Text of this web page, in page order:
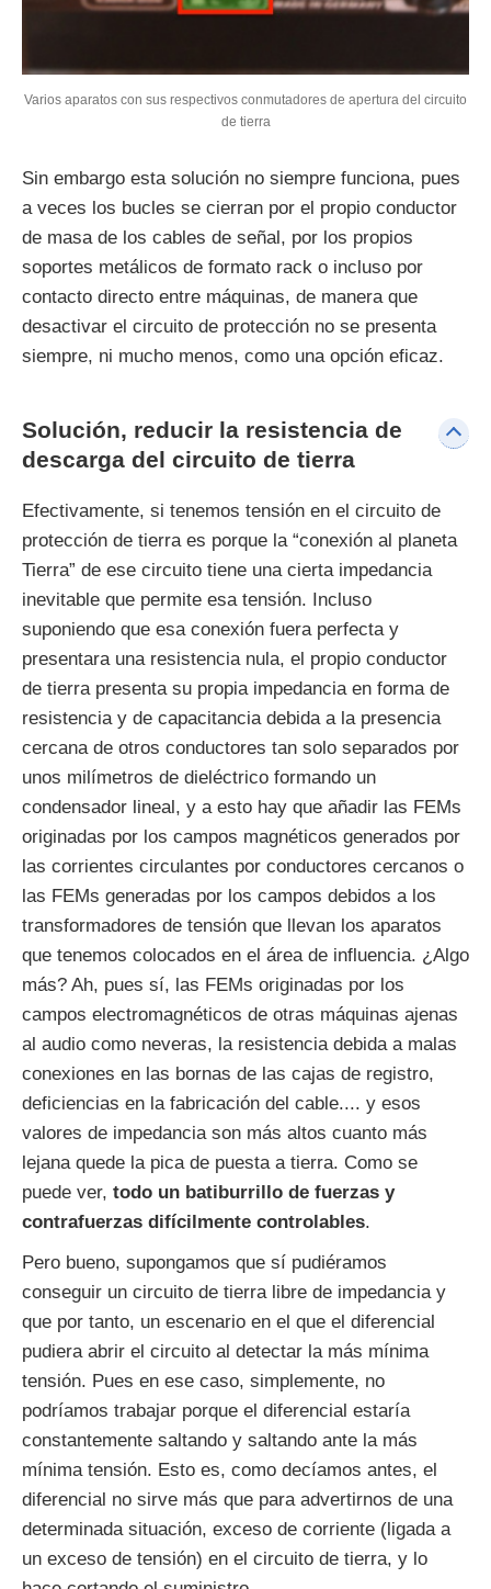
Varios aparatos con sus respectivos conmutadores de apertura del circuito
de tierra
Sin embargo esta solución no siempre funciona, pues
a veces los bucles se cierran por el propio conductor
de masa de los cables de señal, por los propios
soportes metálicos de formato rack o incluso por
contacto directo entre máquinas, de manera que
desactivar el circuito de protección no se presenta
siempre, ni mucho menos, como una opción eficaz.
Solución, reducir la resistencia de
descarga del circuito de tierra
Efectivamente, si tenemos tensión en el circuito de
protección de tierra es porque la “conexión al planeta
Tierra” de ese circuito tiene una cierta impedancia
inevitable que permite esa tensión. Incluso
suponiendo que esa conexión fuera perfecta y
presentara una resistencia nula, el propio conductor
de tierra presenta su propia impedancia en forma de
resistencia y de capacitancia debida a la presencia
cercana de otros conductores tan solo separados por
unos milímetros de dieléctrico formando un
condensador lineal, y a esto hay que añadir las FEMs
originadas por los campos magnéticos generados por
las corrientes circulantes por conductores cercanos o
las FEMs generadas por los campos debidos a los
transformadores de tensión que llevan los aparatos
que tenemos colocados en el área de influencia. ¿Algo
más? Ah, pues sí, las FEMs originadas por los
campos electromagnéticos de otras máquinas ajenas
al audio como neveras, la resistencia debida a malas
conexiones en las bornas de las cajas de registro,
deficiencias en la fabricación del cable.... y esos
valores de impedancia son más altos cuanto más
lejana quede la pica de puesta a tierra. Como se
puede ver, todo un batiburrillo de fuerzas y
contrafuerzas difícilmente controlables.
Pero bueno, supongamos que sí pudiéramos
conseguir un circuito de tierra libre de impedancia y
que por tanto, un escenario en el que el diferencial
pudiera abrir el circuito al detectar la más mínima
tensión. Pues en ese caso, simplemente, no
podríamos trabajar porque el diferencial estaría
constantemente saltando y saltando ante la más
mínima tensión. Esto es, como decíamos antes, el
diferencial no sirve más que para advertirnos de una
determinada situación, exceso de corriente (ligada a
un exceso de tensión) en el circuito de tierra, y lo